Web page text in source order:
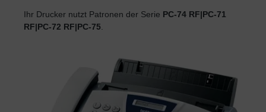
Ihr Drucker nutzt Patronen der Serie PC-74 RF|PC-71
RF|PC-72 RF|PC-75